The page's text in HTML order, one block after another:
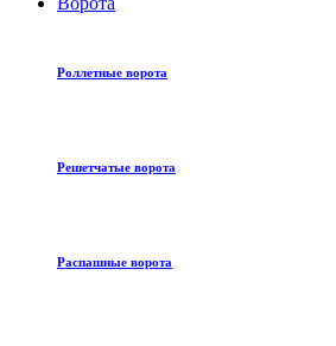
Роллетные ворота
Решетчатые ворота
Распашные ворота